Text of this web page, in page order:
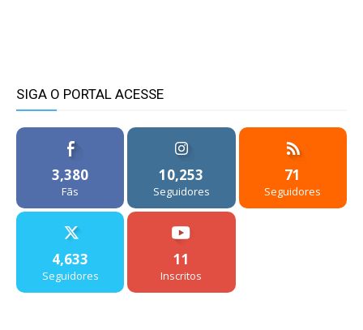
SIGA O PORTAL ACESSE
3,380
Fãs
10,253
Seguidores
71
Seguidores
4,633
Seguidores
11
Inscritos